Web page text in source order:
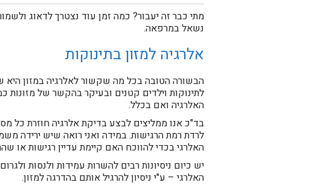
מתי כבר זה יעבור? כמה זמן עוד נצטרך לדאוג
נשאל במרפאה.
אלרגיה למזון בתינוקות
הבשורה הטובה בכל מה שקשור לאלרגיה במזון היא
לתינוקות וילדים קטנים ובעיקר בהקשר של מזונות
האלרגיה ואם בכלל.
בד"כ אנו ממליצים לבצע בדיקת אלרגיה חוזרת כל
לרדת רמת הרגישות. במידה ואני רואה שיש ירידה
האלרגי בכדי להווכח האם קיימת עדיין רגישות או
יש כיום ניסיונות רבים להשרות עמידות ולנסות
האלרגי – ע"י ניסיון להרגיל אותם בהדרגה למזון.